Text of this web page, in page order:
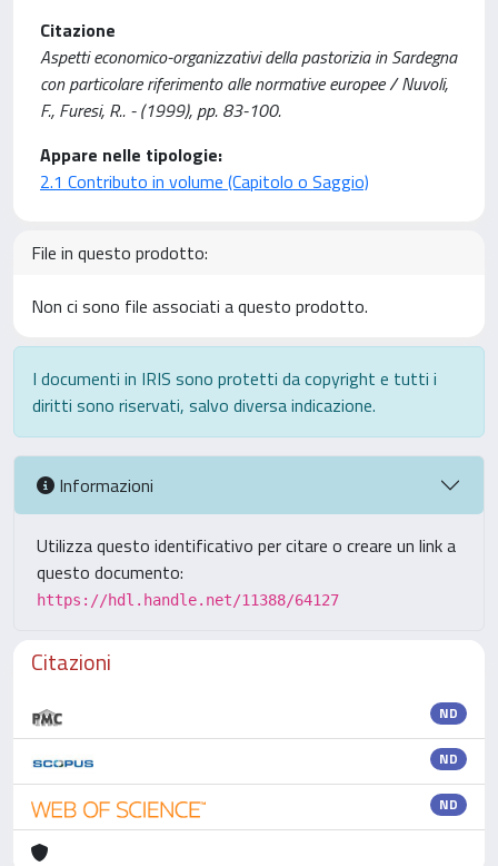
Citazione
Aspetti economico-organizzativi della pastorizia in Sardegna
con particolare riferimento alle normative europee / Nuvoli,
F., Furesi, R.. - (1999), pp. 83-100.
Appare nelle tipologie:
2.1 Contributo in volume (Capitolo o Saggio)
File in questo prodotto:
Non ci sono file associati a questo prodotto.
I documenti in IRIS sono protetti da copyright e tutti i
diritti sono riservati, salvo diversa indicazione.
Informazioni
Utilizza questo identificativo per citare o creare un link a
questo documento:
https://hdl.handle.net/11388/64127
Citazioni
ND
ND
ND